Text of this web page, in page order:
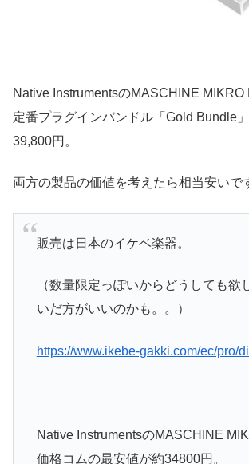
Native InstrumentsのMASCHINE MIKRO
定番プラグインバンドル「Gold Bundle」
39,800円。
両方の製品の価値を考えたら相当安いで
販売は日本のイケベ楽器。
（数量限定っぽいからどうしても欲
いだ方がいいのかも。。）
https://www.ikebe-gakki.com/ec/pro/
Native InstrumentsのMASCHINE
価格コムの最安値が約34800円。